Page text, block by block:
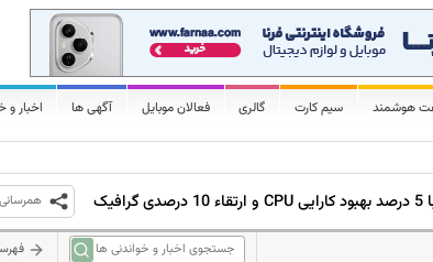
هوشمند سیم کارت گالری فعالان موبایل آگهی ها اخبار و
همرسانی